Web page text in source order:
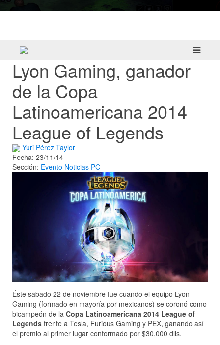
Lyon Gaming, ganador
de la Copa
Latinoamericana 2014
League of Legends
Yuri Pérez Taylor
Fecha: 23/11/14
Sección: Evento Noticias PC
Éste sábado 22 de noviembre fue cuando el equipo Lyon
Gaming (formado en mayoría por mexicanos) se coronó como
bicampeón de la Copa Latinoamericana 2014 League of
Legends frente a Tesla, Furious Gaming y PEX, ganando así
el premio al primer lugar conformado por $30,000 dlls.